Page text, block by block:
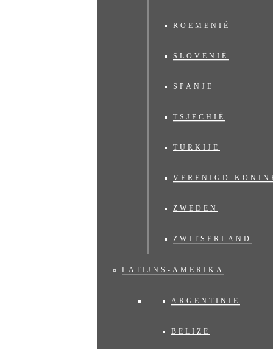
ROEMENIË
SLOVENIË
SPANJE
TSJECHIË
TURKIJE
VERENIGD
ZWEDEN
ZWITSERLAND
LATIJNS-AMERIKA
ARGENTINIË
BELIZE